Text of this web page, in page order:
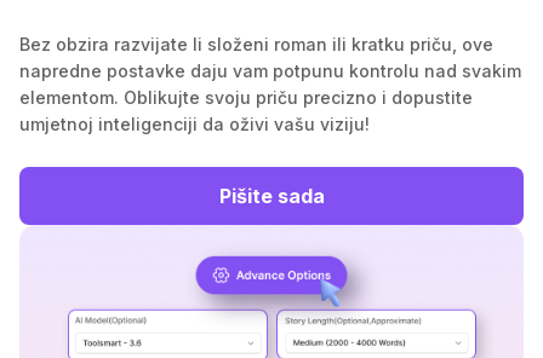
Bez obzira razvijate li složeni roman ili kratku priču, ove
napredne postavke daju vam potpunu kontrolu nad svakim
elementom. Oblikujte svoju priču precizno i ​​dopustite
umjetnoj inteligenciji da oživi vašu viziju!
Pišite sada